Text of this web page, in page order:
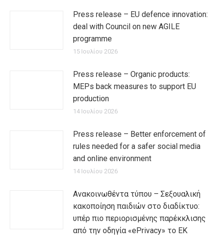
Press release – EU defence innovation:
deal with Council on new AGILE
programme
15 Ιουλίου 2026
Press release – Organic products:
MEPs back measures to support EU
production
14 Ιουλίου 2026
Press release – Better enforcement of
rules needed for a safer social media
and online environment
14 Ιουλίου 2026
Ανακοινωθέντα τύπου – Σεξουαλική
κακοποίηση παιδιών στο διαδίκτυο:
υπέρ πιο περιορισμένης παρέκκλισης
από την οδηγία «ePrivacy» το ΕΚ